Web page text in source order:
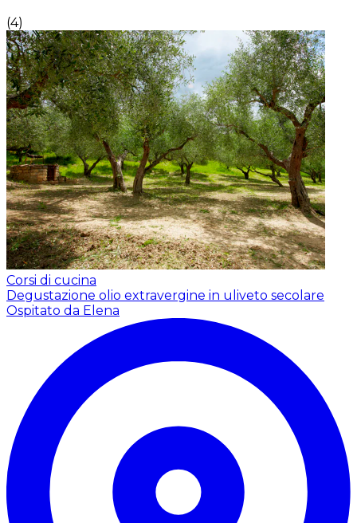
(4)
Corsi di cucina
Degustazione olio extravergine in uliveto secolare
Ospitato da Elena